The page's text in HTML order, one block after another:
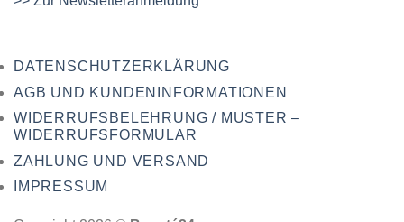
DATENSCHUTZERKLÄRUNG
AGB UND KUNDENINFORMATIONEN
WIDERRUFSBELEHRUNG / MUSTER –
WIDERRUFSFORMULAR
ZAHLUNG UND VERSAND
IMPRESSUM